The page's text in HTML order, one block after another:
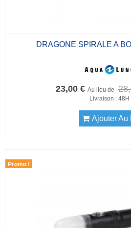
DRAGONE SPIRALE A
23,00 € Au lieu de
Livraison : 48H
Ajouter Au
Promo !